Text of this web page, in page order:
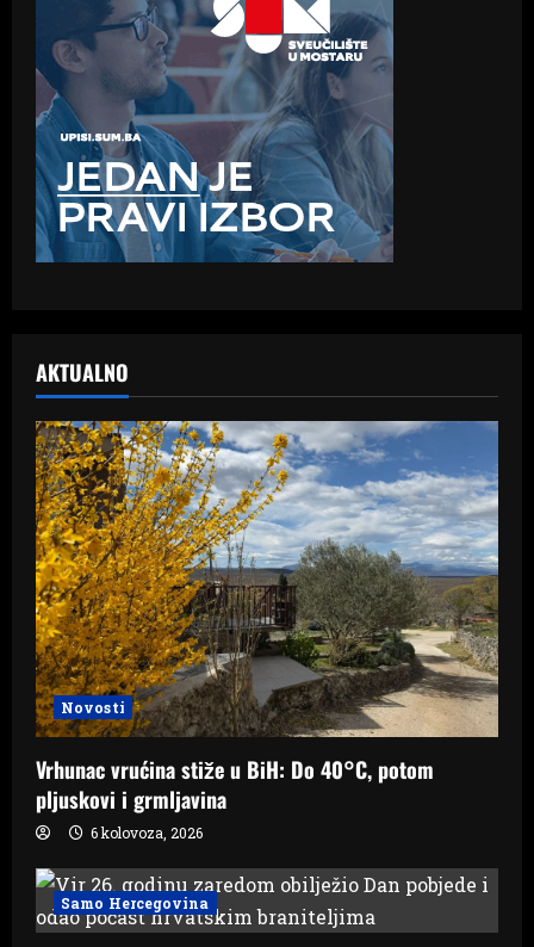
AKTUALNO
Novosti
Vrhunac vrućina stiže u BiH: Do 40°C, potom
pljuskovi i grmljavina
6 kolovoza, 2026
Samo Hercegovina